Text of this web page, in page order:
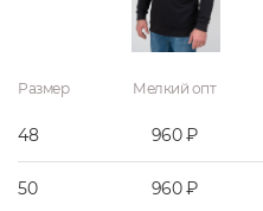
Размер Мелкий опт
48 960 ₽
50 960 ₽